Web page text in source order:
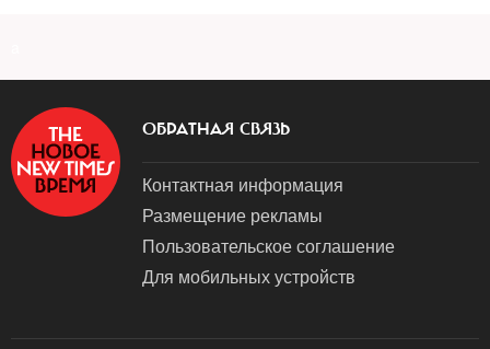
ОБРАТНАЯ СВЯЗЬ
Контактная информация
Размещение рекламы
Пользовательское соглашение
Для мобильных устройств